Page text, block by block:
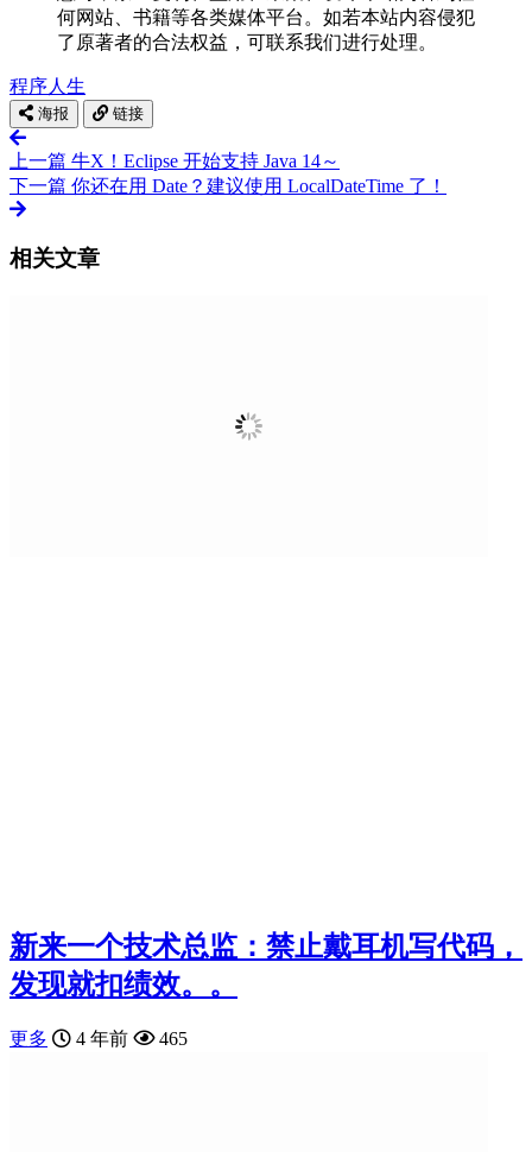
何网站、书籍等各类媒体平台。如若本站内容侵犯
了原著者的合法权益，可联系我们进行处理。
程序人生
海报 链接
上一篇 牛X！Eclipse 开始支持 Java 14～
下一篇 你还在用 Date？建议使用 LocalDateTime 了！
相关文章
新来一个技术总监：禁止戴耳机写代码，
发现就扣绩效。。
更多 4 年前 465